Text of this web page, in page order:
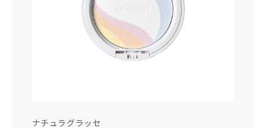
ナチュラグラッセ